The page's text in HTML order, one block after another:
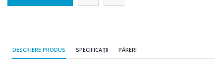
DESCRIERE PRODUS SPECIFICAȚII PĂRERI